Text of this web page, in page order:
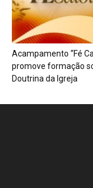
Acampamento “Fé
promove formação
Doutrina da Igreja